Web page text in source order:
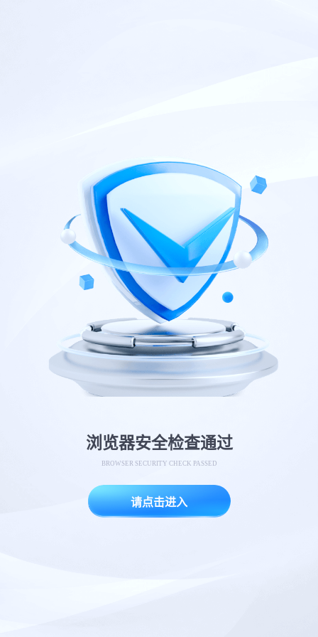
浏览器安全检查通过
BROWSER SECURITY CHECK PASSED
请点击进入